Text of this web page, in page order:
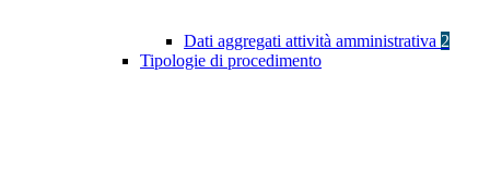
Dati aggregati attività amministrativa 2
Tipologie di procedimento